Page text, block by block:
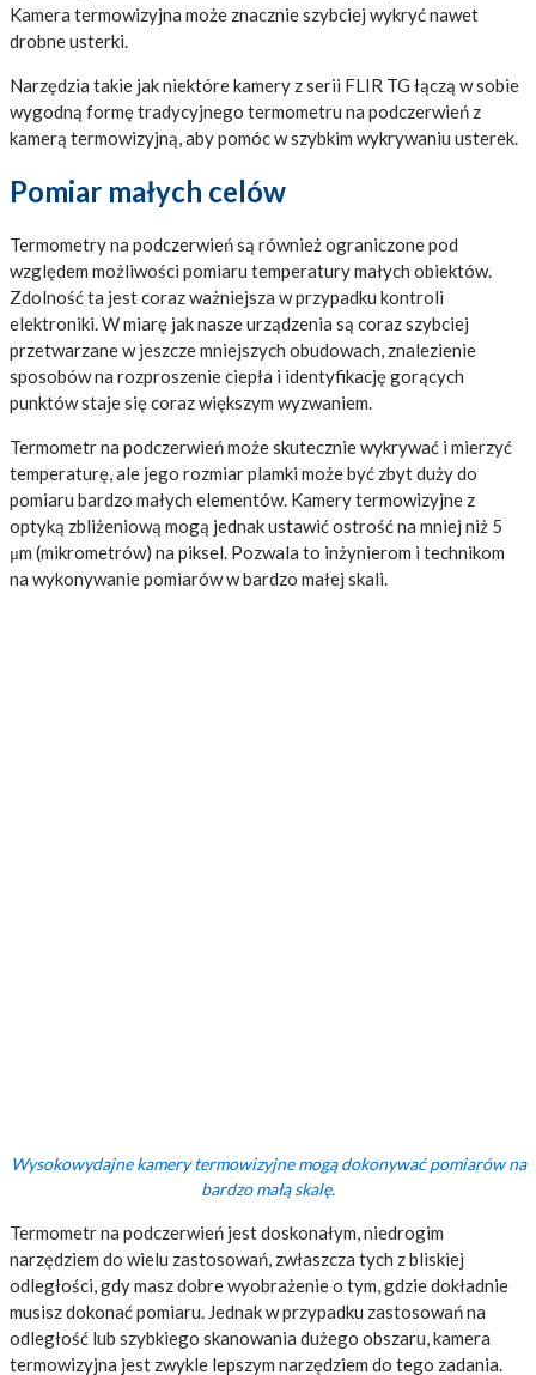
Kamera termowizyjna może znacznie szybciej wykryć nawet
drobne usterki.
Narzędzia takie jak niektóre kamery z serii FLIR TG łączą w sobie
wygodną formę tradycyjnego termometru na podczerwień z
kamerą termowizyjną, aby pomóc w szybkim wykrywaniu usterek.
Pomiar małych celów
Termometry na podczerwień są również ograniczone pod
względem możliwości pomiaru temperatury małych obiektów.
Zdolność ta jest coraz ważniejsza w przypadku kontroli
elektroniki. W miarę jak nasze urządzenia są coraz szybciej
przetwarzane w jeszcze mniejszych obudowach, znalezienie
sposobów na rozproszenie ciepła i identyfikację gorących
punktów staje się coraz większym wyzwaniem.
Termometr na podczerwień może skutecznie wykrywać i mierzyć
temperaturę, ale jego rozmiar plamki może być zbyt duży do
pomiaru bardzo małych elementów. Kamery termowizyjne z
optyką zbliżeniową mogą jednak ustawić ostrość na mniej niż 5
μm (mikrometrów) na piksel. Pozwala to inżynierom i technikom
na wykonywanie pomiarów w bardzo małej skali.
Wysokowydajne kamery termowizyjne mogą dokonywać pomiarów na
bardzo małą skalę.
Termometr na podczerwień jest doskonałym, niedrogim
narzędziem do wielu zastosowań, zwłaszcza tych z bliskiej
odległości, gdy masz dobre wyobrażenie o tym, gdzie dokładnie
musisz dokonać pomiaru. Jednak w przypadku zastosowań na
odległość lub szybkiego skanowania dużego obszaru, kamera
termowizyjna jest zwykle lepszym narzędziem do tego zadania.